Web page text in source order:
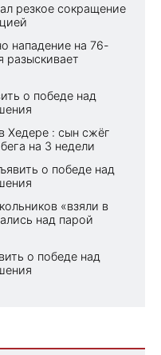
резкое сокращение
нападение на 76-
разыскивает
о победе над
Хедере : сын сжёг
на 3 недели
о победе над
«взяли в
над парой
о победе над